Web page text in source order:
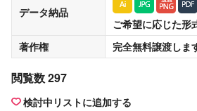
データ納品
ご希望に応じた形
著作権
完全無料譲渡しま
閲覧数 297
検討中リストに追加する